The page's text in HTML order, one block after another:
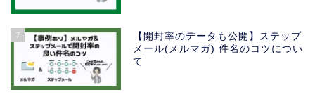
7
【開封率のデータも公開】ステップ
メール(メルマガ) 件名のコツについ
て